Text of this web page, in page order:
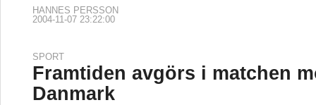
HANNES PERSSON
2004-11-07 23:22:00
SPORT
Framtiden avgörs i matchen
Danmark